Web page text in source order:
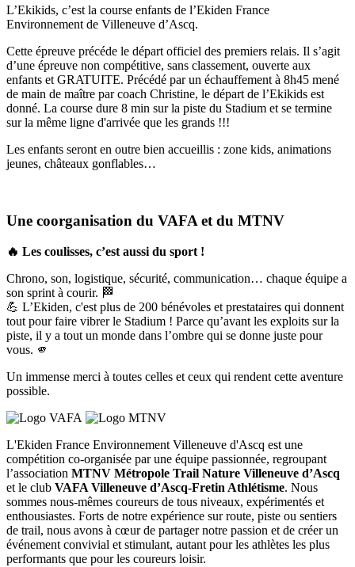
L’Ekikids, c’est la course enfants de l’Ekiden France
Environnement de Villeneuve d’Ascq.
Cette épreuve précéde le départ officiel des premiers relais. Il s’agit
d’une épreuve non compétitive, sans classement, ouverte aux
enfants et GRATUITE. Précédé par un échauffement à 8h45 mené
de main de maître par coach Christine, le départ de l’Ekikids est
donné. La course dure 8 min sur la piste du Stadium et se termine
sur la même ligne d'arrivée que les grands !!!
Les enfants seront en outre bien accueillis : zone kids, animations
jeunes, châteaux gonflables…
Une coorganisation du VAFA et du MTNV
🔥 Les coulisses, c’est aussi du sport !
Chrono, son, logistique, sécurité, communication… chaque équipe a
son sprint à courir. 🏁
💪 L’Ekiden, c'est plus de 200 bénévoles et prestataires qui donnent
tout pour faire vibrer le Stadium ! Parce qu’avant les exploits sur la
piste, il y a tout un monde dans l’ombre qui se donne juste pour
vous. 🫵
Un immense merci à toutes celles et ceux qui rendent cette aventure
possible.
L'Ekiden France Environnement Villeneuve d'Ascq est une
compétition co-organisée par une équipe passionnée, regroupant
l’association MTNV Métropole Trail Nature Villeneuve d’Ascq
et le club VAFA Villeneuve d’Ascq-Fretin Athlétisme. Nous
sommes nous-mêmes coureurs de tous niveaux, expérimentés et
enthousiastes. Forts de notre expérience sur route, piste ou sentiers
de trail, nous avons à cœur de partager notre passion et de créer un
événement convivial et stimulant, autant pour les athlètes les plus
performants que pour les coureurs loisir.